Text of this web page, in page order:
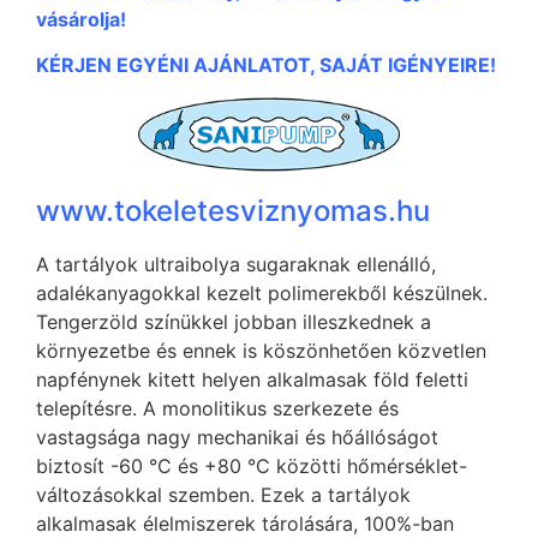
vásárolja!
KÉRJEN EGYÉNI AJÁNLATOT, SAJÁT IGÉNYEIRE!
www.tokeletesviznyomas.hu
A tartályok ultraibolya sugaraknak ellenálló,
adalékanyagokkal kezelt polimerekből készülnek.
Tengerzöld színükkel jobban illeszkednek a
környezetbe és ennek is köszönhetően közvetlen
napfénynek kitett helyen alkalmasak föld feletti
telepítésre. A monolitikus szerkezete és
vastagsága nagy mechanikai és hőállóságot
biztosít -60 °C és +80 °C közötti hőmérséklet-
változásokkal szemben. Ezek a tartályok
alkalmasak élelmiszerek tárolására, 100%-ban